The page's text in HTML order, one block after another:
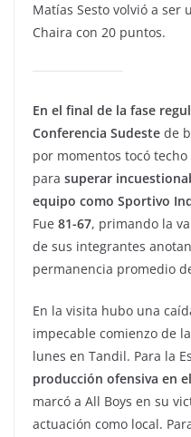
Matías Sesto volvió a ser
Chaira con 20 puntos.
En el final de la fase
Conferencia Sudeste de
por momentos tocó
para superar
equipo como Sportivo
Fue 81-67, primando la
de sus integrantes
permanencia promedio
En la visita hubo una
impecable comienzo de
lunes en Tandil. Para la
producción ofensiva en
marcó a All Boys en su
actuación como local.